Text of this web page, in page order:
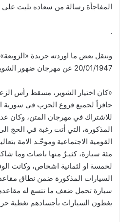
المفاجأة رسالة من سعاده تليت على
.
وننقل بعض ما اوردته جريدة
20/01/1947 عن مهرجان ضهور الشوير:
«كان اختيار الشوير، مسقط رأس
حافزاً لجميع فروع الحزب في سورية
للاشتراك في مهرجان المتن، وكان
المذكورة، التي أتت رغبة في
القومية الاجتماعية وموحّـد الامة
مئة سيارة، كثيـرٌ منها باصات وما
لخمسة او لثمانية اشخاص، وكانت
السيارات المذكورة ضمن نطاق
سيارة تحمل ضعف ما تتسع له
يغطون السيارات بأجسادهم تغطية